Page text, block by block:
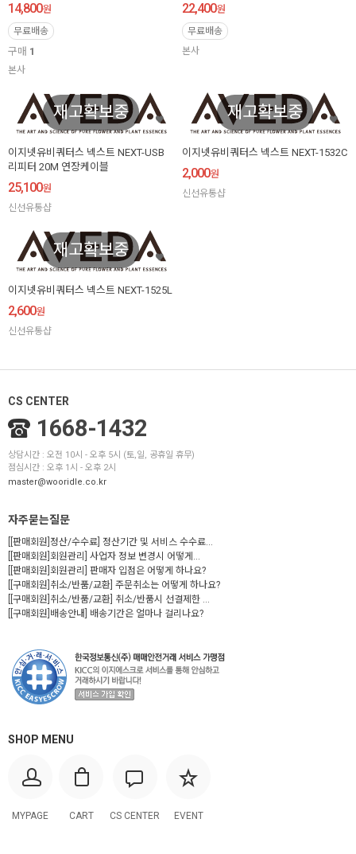
14,800원
무료배송
구매 1
본사
22,400원
무료배송
본사
재고확보중
이지넷유비쿼터스 넥스트 NEXT-USB
리피터 20M 연장케이블
25,100원
신선유통샵
재고확보중
이지넷유비쿼터스 넥스트 NEXT-1532C
2,000원
신선유통샵
재고확보중
이지넷유비쿼터스 넥스트 NEXT-1525L
2,600원
신선유통샵
CS CENTER
1668-1432
상담시간 : 오전 10시 - 오후 5시 (토,일, 공휴일 휴무)
점심시간 : 오후 1시 - 오후 2시
master@wooridle.co.kr
자주묻는질문
[[판매회원]정산/수수료] 정산기간 및 서비스 수수료...
[[판매회원]회원관리] 사업자 정보 변경시 어떻게...
[[판매회원]회원관리] 판매자 입점은 어떻게 하나요?
[[구매회원]취소/반품/교환] 주문취소는 어떻게 하나요?
[[구매회원]취소/반품/교환] 취소/반품시 선결제한 ...
[[구매회원]배송안내] 배송기간은 얼마나 걸리나요?
SHOP MENU
MYPAGE CART CS CENTER EVENT